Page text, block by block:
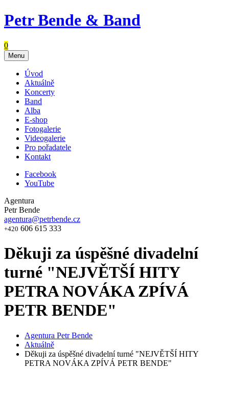
Petr Bende & Band
0
Menu
Úvod
Aktuálně
Koncerty
Band
Alba
E-shop
Fotogalerie
Videogalerie
Pro pořadatele
Kontakt
Facebook
YouTube
Agentura
Petr Bende
agentura@petrbende.cz
+420 606 615 333
Děkuji za úspěšné divadelní
turné "NEJVĚTŠÍ HITY
PETRA NOVÁKA ZPÍVÁ
PETR BENDE"
Agentura Petr Bende
Aktuálně
Děkuji za úspěšné divadelní turné "NEJVĚTŠÍ HITY
PETRA NOVÁKA ZPÍVÁ PETR BENDE"